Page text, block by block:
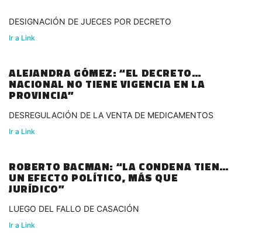
DESIGNACIÓN DE JUECES POR DECRETO
Ir a Link
ALEJANDRA GÓMEZ: “EL DECRETO
NACIONAL NO TIENE VIGENCIA EN LA
PROVINCIA”
DESREGULACIÓN DE LA VENTA DE MEDICAMENTOS
Ir a Link
ROBERTO BACMAN: “LA CONDENA TIENE
UN EFECTO POLÍTICO, MÁS QUE
JURÍDICO”
LUEGO DEL FALLO DE CASACIÓN
Ir a Link